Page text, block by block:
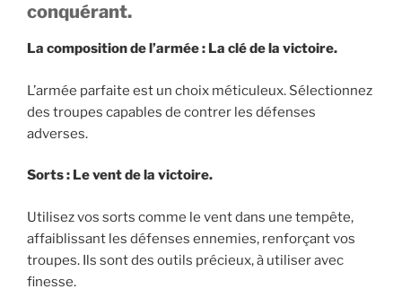
conquérant.
La composition de l’armée : La clé de la victoire.
L’armée parfaite est un choix méticuleux. Sélectionnez
des troupes capables de contrer les défenses
adverses.
Sorts : Le vent de la victoire.
Utilisez vos sorts comme le vent dans une tempête,
affaiblissant les défenses ennemies, renforçant vos
troupes. Ils sont des outils précieux, à utiliser avec
finesse.